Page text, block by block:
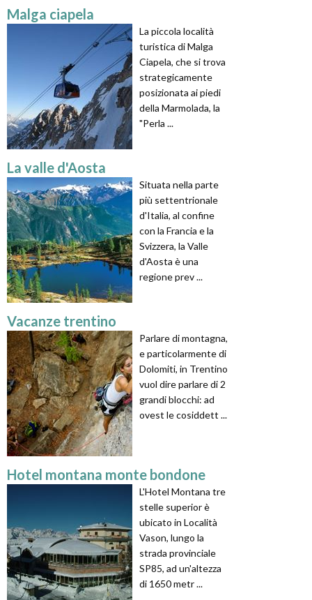
Malga ciapela
La piccola località
turistica di Malga
Ciapela, che si trova
strategicamente
posizionata ai piedi
della Marmolada, la
"Perla ...
La valle d'Aosta
Situata nella parte
più settentrionale
d'Italia, al confine
con la Francia e la
Svizzera, la Valle
d'Aosta è una
regione prev ...
Vacanze trentino
Parlare di montagna,
e particolarmente di
Dolomiti, in Trentino
vuol dire parlare di 2
grandi blocchi: ad
ovest le cosiddett ...
Hotel montana monte bondone
L'Hotel Montana tre
stelle superior è
ubicato in Località
Vason, lungo la
strada provinciale
SP85, ad un'altezza
di 1650 metr ...